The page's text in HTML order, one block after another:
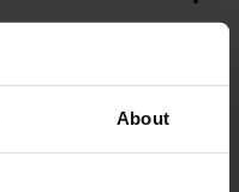
About